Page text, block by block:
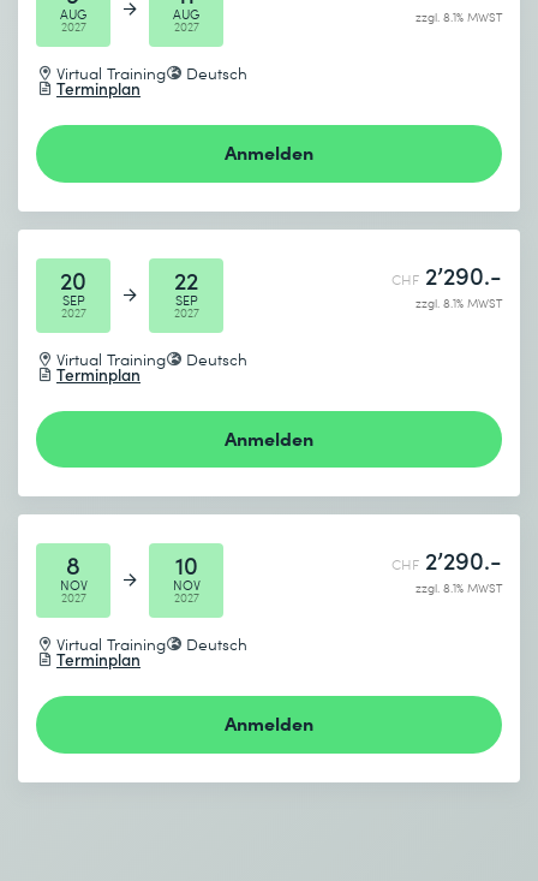
AUG
2027
AUG
2027
Virtual Training Deutsch
Terminplan
zzgl. 8.1% MWST
Anmelden
20
SEP
2027
22
SEP
2027
Virtual Training Deutsch
Terminplan
CHF 2’290.-
zzgl. 8.1% MWST
Anmelden
8
NOV
2027
10
NOV
2027
Virtual Training Deutsch
Terminplan
CHF 2’290.-
zzgl. 8.1% MWST
Anmelden